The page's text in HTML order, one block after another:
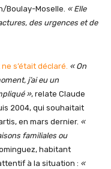
Boulay-Moselle. « Elle
des urgences et de
s’était déclaré. « On
j’ai eu un
», relate Claude
2004, qui souhaitait
en mars dernier. «
familiales ou
habitant
à la situation : «